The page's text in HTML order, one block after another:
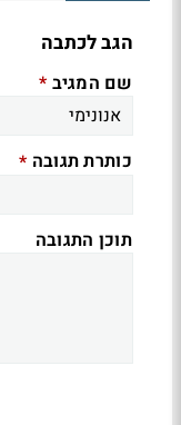
הגב לכתבה
שם המגיב *
כותרת תגובה *
תוכן התגובה